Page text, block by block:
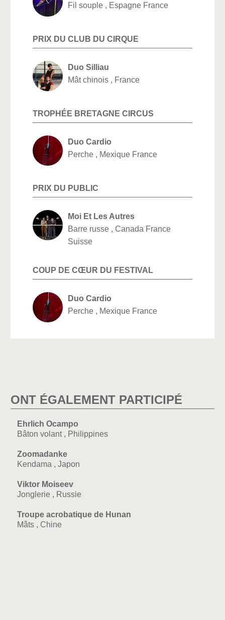
Fil souple , Espagne France
PRIX DU CLUB DU CIRQUE
Duo Silliau
Mât chinois , France
TROPHÉE BRETAGNE CIRCUS
Duo Cardio
Perche , Mexique France
PRIX DU PUBLIC
Moi Et Les Autres
Barre russe , Canada France
Suisse
COUP DE CŒUR DU FESTIVAL
Duo Cardio
Perche , Mexique France
ONT ÉGALEMENT PARTICIPÉ
Ehrlich Ocampo
Bâton volant , Philippines
Zoomadanke
Kendama , Japon
Viktor Moiseev
Jonglerie , Russie
Troupe acrobatique de Hunan
Mâts , Chine